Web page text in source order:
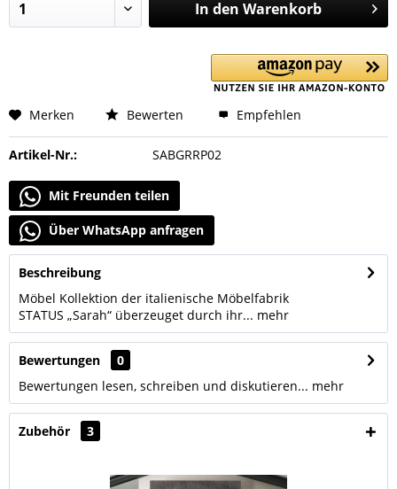
In den Warenkorb
Merken Bewerten Empfehlen
Artikel-Nr.: SABGRRP02
Mit Freunden teilen
Über WhatsApp anfragen
Beschreibung
Möbel Kollektion der italienische Möbelfabrik
STATUS „Sarah“ überzeuget durch ihr... mehr
Bewertungen
0
Bewertungen lesen, schreiben und diskutieren... mehr
Zubehör 3